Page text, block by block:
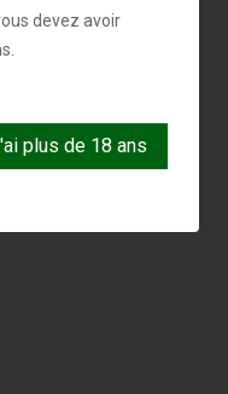
devez avoir
plus de 18 ans
Stout